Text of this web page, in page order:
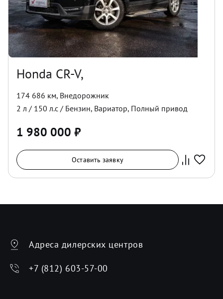
Honda CR-V,
174 686 км, Внедорожник
2 л / 150 л.с / Бензин, Вариатор, Полный привод
1 980 000 ₽
Оставить заявку
Адреса дилерских центров
+7 (812) 603-57-00